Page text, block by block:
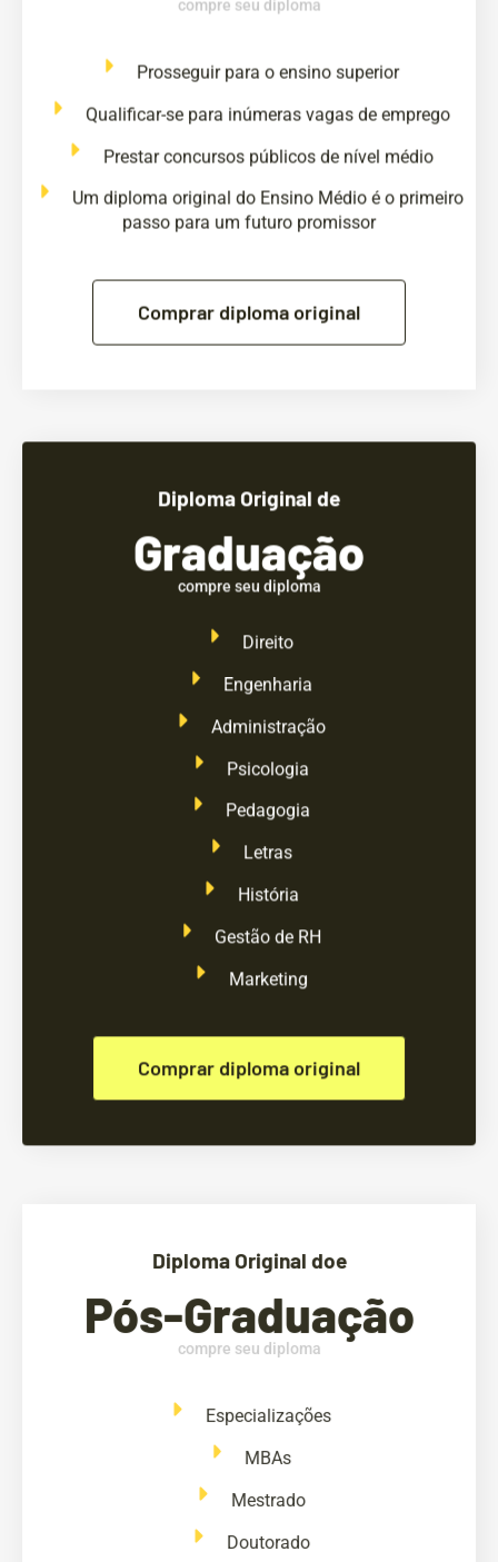
Prosseguir para o ensino superior
Qualificar-se para inúmeras vagas de emprego
Prestar concursos públicos de nível médio
Um diploma original do Ensino Médio é o primeiro
passo para um futuro promissor
Comprar diploma original
Graduação
compre seu diploma
Administração
Psicologia
Pedagogia
Letras
Comprar diploma original
Pós-Graduação
compre seu diploma
Especializações
MBAs
Mestrado
Doutorado
Stricto Sensu